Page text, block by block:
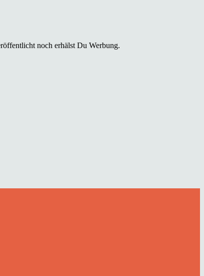
noch erhälst Du Werbung.